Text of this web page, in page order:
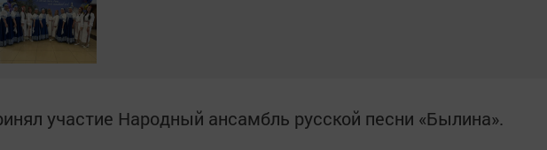
участие Народный ансамбль русской песни «Былина».